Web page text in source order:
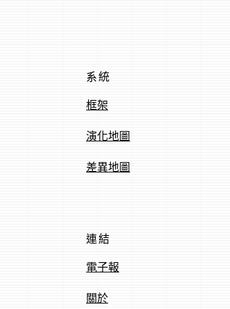
系統
框架
演化地圖
差異地圖
連結
電子報
關於